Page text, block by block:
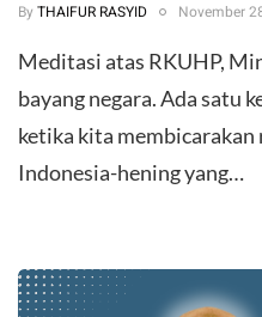
By THAIFUR RASYID November
Meditasi atas RKUHP,
bayang negara. Ada satu
ketika kita
Indonesia-hening yang…